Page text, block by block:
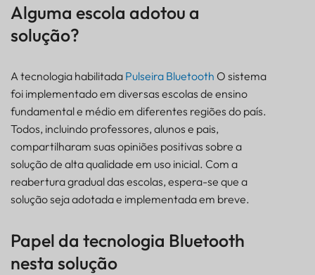
Alguma escola adotou a
solução?
A tecnologia habilitada Pulseira Bluetooth O sistema
foi implementado em diversas escolas de ensino
fundamental e médio em diferentes regiões do país.
Todos, incluindo professores, alunos e pais,
compartilharam suas opiniões positivas sobre a
solução de alta qualidade em uso inicial. Com a
reabertura gradual das escolas, espera-se que a
solução seja adotada e implementada em breve.
Papel da tecnologia Bluetooth
nesta solução